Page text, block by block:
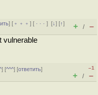
] [ ﹢﹢﹢] [ · · ·][↓] [↑]
+ / –
vulnerable
] [^^^] [ответить]
–1
+ / –